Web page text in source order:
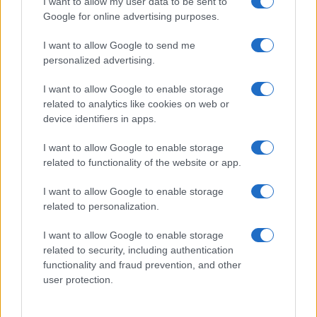
Google for online advertising purposes.
I want to allow Google to send me
personalized advertising.
I want to allow Google to enable storage
related to analytics like cookies on web or
device identifiers in apps.
I want to allow Google to enable storage
related to functionality of the website or app.
I want to allow Google to enable storage
related to personalization.
I want to allow Google to enable storage
related to security, including authentication
functionality and fraud prevention, and other
user protection.
© 2026 - VOLOSCONTATO CONSIGLI E DIARI DI VIAGGIO - P.IVA
04827280654 – TESTATA REGISTRATA AL TRIBUNALE DI NOCERA
INFERIORE N. 3/2026 – REG. N. 1894/2026 ISCRIZIONE AL ROC N.
35792 – ISCRITTA ALL’ANSO (ASSOCIAZIONE NAZIONALE STAMPA
ONLINE)
MAPPA DEL SITO